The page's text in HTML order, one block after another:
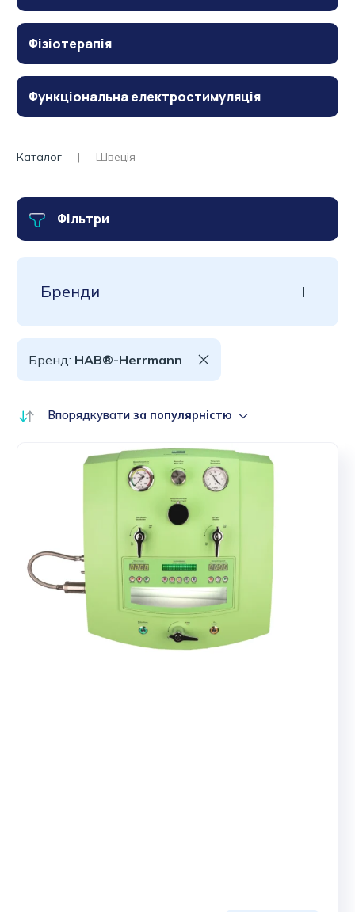
Фізіотерапія
Функціональна електростимуляція
Каталог Швеція
Фільтри
Бренди
Бренд: HAB®-Herrmann
Впорядкувати за популярністю